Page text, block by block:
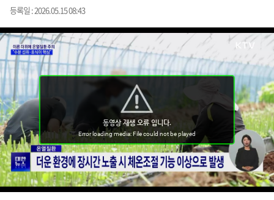
등록일 : 2026.05.15 08:43